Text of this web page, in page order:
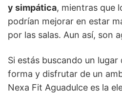
y simpática, mientras que
podrían mejorar en estar
por las salas. Aun así, son
Si estás buscando un
forma y disfrutar de un
Nexa Fit Aguadulce es la